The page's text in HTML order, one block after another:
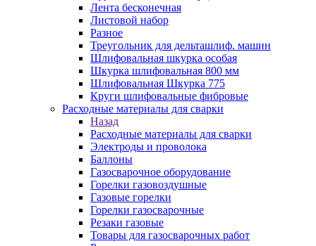
Лента бесконечная
Листовой набор
Разное
Треугольник для дельташлиф. машин
Шлифовальная шкурка особая
Шкурка шлифовальная 800 мм
Шлифовальная Шкурка 775
Круги шлифовальные фибровые
Расходные материалы для сварки
Назад
Расходные материалы для сварки
Электроды и проволока
Баллоны
Газосварочное оборудование
Горелки газовоздушные
Газовые горелки
Горелки газосварочные
Резаки газовые
Товары для газосварочных работ